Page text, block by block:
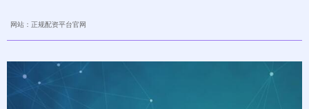
网站：正规配资平台官网